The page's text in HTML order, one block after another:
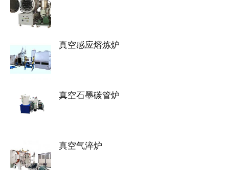
真空感应熔炼炉
真空石墨碳管炉
真空气淬炉